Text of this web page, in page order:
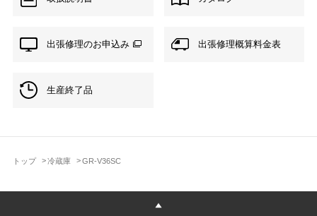
トップ 冷蔵庫 GR-V36SC
出張修理のお申込み 出張修理概算料金表
生産終了品